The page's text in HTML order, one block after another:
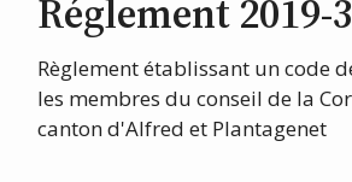
Réglement 2019-
Règlement établissant un code
les membres du conseil de la
canton d'Alfred et Plantagenet